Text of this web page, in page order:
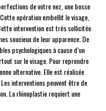
de votre nez, une bosse
opération embellit le visage,
intervention est très sollicitée
soucieux de leur apparence. De
psychologiques à cause d’un
sur le visage. Pour reprendre
alternative. Elle est réalisée
interventions peuvent être de
La rhinoplastie requiert une